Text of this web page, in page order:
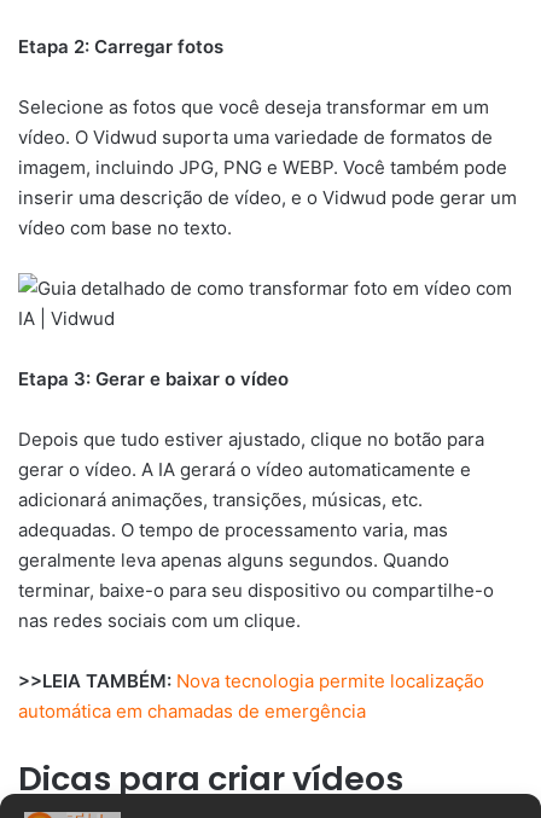
Etapa 2: Carregar fotos
Selecione as fotos que você deseja transformar em um
vídeo. O Vidwud suporta uma variedade de formatos de
imagem, incluindo JPG, PNG e WEBP. Você também pode
inserir uma descrição de vídeo, e o Vidwud pode gerar um
vídeo com base no texto.
Etapa 3: Gerar e baixar o vídeo
Depois que tudo estiver ajustado, clique no botão para
gerar o vídeo. A IA gerará o vídeo automaticamente e
adicionará animações, transições, músicas, etc.
adequadas. O tempo de processamento varia, mas
geralmente leva apenas alguns segundos. Quando
terminar, baixe-o para seu dispositivo ou compartilhe-o
nas redes sociais com um clique.
>>LEIA TAMBÉM: Nova tecnologia permite localização
automática em chamadas de emergência
Dicas para criar vídeos